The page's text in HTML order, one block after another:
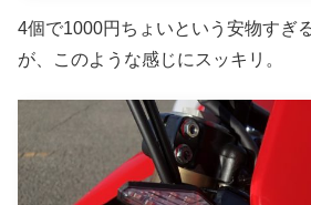
4個で1000円ちょいという安物すぎ
が、このような感じにスッキリ。